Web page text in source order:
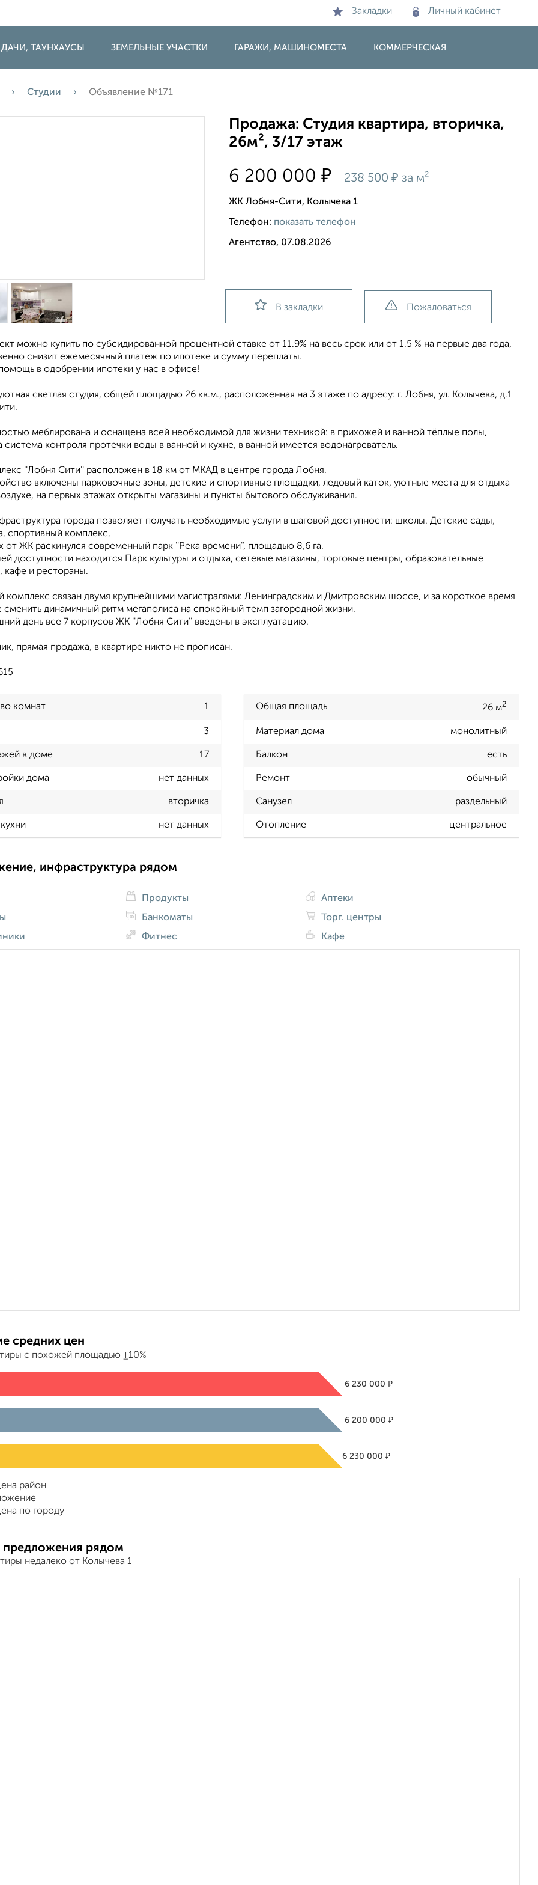
Закладки Личный кабинет
ТАУНХАУСЫ ЗЕМЕЛЬНЫЕ УЧАСТКИ ГАРАЖИ, МАШИНОМЕСТА КОММЕРЧЕСКАЯ
Студии Объявление №171
Продажа: Студия квартира, вторичка,
26м², 3/17 этаж
6 200 000₽ 238 500₽ за м²
ЖК Лобня-Сити, Колычева 1
Телефон: показать телефон
Агентство, 07.08.2026
В закладки Пожаловаться
можно купить по субсидированной процентной ставке от 11.9% на весь срок или от 1.5 % на первые два года,
снизит ежемесячный платеж по ипотеке и сумму переплаты.
в одобрении ипотеки у нас в офисе!
светлая студия, общей площадью 26 кв.м., расположенная на 3 этаже по адресу: г. Лобня, ул. Колычева, д.1
меблирована и оснащена всей необходимой для жизни техникой: в прихожей и ванной тёплые полы,
система контроля протечки воды в ванной и кухне, в ванной имеется водонагреватель.
''Лобня Сити'' расположен в 18 км от МКАД в центре города Лобня.
включены парковочные зоны, детские и спортивные площадки, ледовый каток, уютные места для отдыха
на первых этажах открыты магазины и пункты бытового обслуживания.
города позволяет получать необходимые услуги в шаговой доступности: школы. Детские сады,
спортивный комплекс,
от ЖК раскинулся современный парк ''Река времени'', площадью 8,6 га.
доступности находится Парк культуры и отдыха, сетевые магазины, торговые центры, образовательные
кафе и рестораны.
комплекс связан двумя крупнейшими магистралями: Ленинградским и Дмитровским шоссе, и за короткое время
динамичный ритм мегаполиса на спокойный темп загородной жизни.
день все 7 корпусов ЖК ''Лобня Сити'' введены в эксплуатацию.
прямая продажа, в квартире никто не прописан.
комнат 1 Общая площадь 26 м2
3 Материал дома монолитный
в доме 17 Балкон есть
дома нет данных Ремонт обычный
вторичка Санузел раздельный
нет данных Отопление центральное
инфраструктура рядом
Продукты
Банкоматы
Фитнес
Аптеки
Торг. центры
Кафе
средних цен
с похожей площадью ±10%
6 230 000₽
6 200 000₽
6 230 000₽
район
по городу
рядом
недалеко от Колычева 1